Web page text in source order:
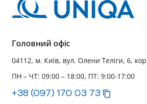
Головний офіс
04112, м. Київ, вул. Олени Теліги, 6,
ПН – ЧТ: 09:00 – 18:00, ПТ: 9:00-17:00
+38 (097) 170 03 73